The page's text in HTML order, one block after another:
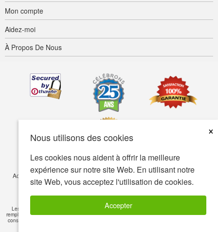
Nous utilisons des cookies
×
Les cookies nous aident à offrir la meilleure
expérience sur notre site Web. En utilisant notre
site Web, vous acceptez l'utilisation de cookies.
Accepter
Mon compte
Aidez-moi
À Propos De Nous
Accessibilité Termes d’utilisation Confidentialité Sécurité
© Copyright 2001-2026 BIOVEA. Tous droits réservés.
Les informations sur ce site sont fournies à titre informatif seulement et ne visent pas à
remplacer les conseils de votre médecin ou de tout autre professionnel de la santé. Veuillez
consulter un professionnel de la santé si vous avez des questions de nature médicale